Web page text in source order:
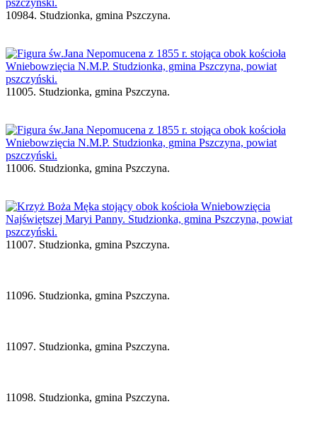
10984. Studzionka, gmina Pszczyna.
11005. Studzionka, gmina Pszczyna.
11006. Studzionka, gmina Pszczyna.
11007. Studzionka, gmina Pszczyna.
11096. Studzionka, gmina Pszczyna.
11097. Studzionka, gmina Pszczyna.
11098. Studzionka, gmina Pszczyna.